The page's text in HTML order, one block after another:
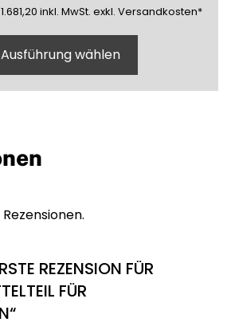
1.681,201681,20
inkl.(inklusive)
MwSt.(Mehrwertsteuer)
exkl.(exklusive)
Versandkosten*
Ausführung wählen
REZENSION FÜR
FÜR